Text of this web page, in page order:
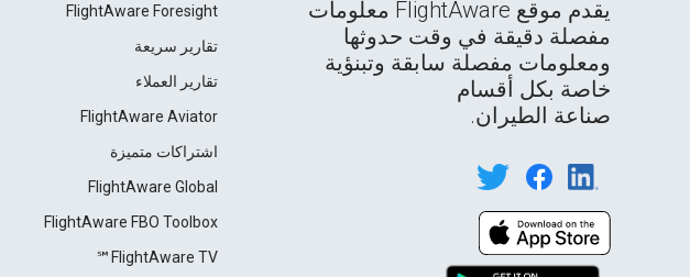
يقدم موقع FlightAware معلومات
مفصلة دقيقة في وقت حدوثها
ومعلومات مفصلة سابقة وتبنؤية
خاصة بكل أقسام
صناعة الطيران.
FlightAware Foresight
تقارير سريعة
تقارير العملاء
FlightAware Aviator
اشتراكات متميزة
FlightAware Global
FlightAware FBO Toolbox
FlightAware TV℠